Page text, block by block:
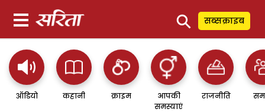
⚲ सब्सक्राइब
ऑडियो कहानी क्राइम
आपकी
समस्याएं
राजनीति